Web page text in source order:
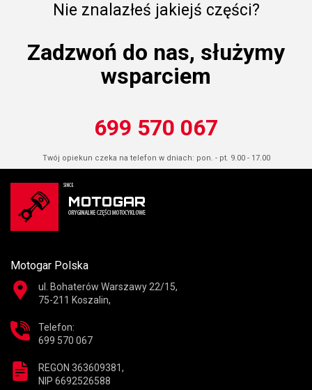
Nie znalazłeś jakiejś części?
Zadzwoń do nas, służymy
wsparciem
699 570 067
Twój opiekun czeka na telefon w dniach: pon. - pt. 9.00 - 17.00
Motogar Polska
ul. Bohaterów Warszawy 22/15,
75-211 Koszalin,
Telefon:
699 570 067
REGON 363609381,
NIP 6692526588